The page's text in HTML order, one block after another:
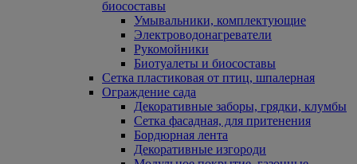
биосоставы
Умывальники, комплектующие
Электроводонагреватели
Рукомойники
Биотуалеты и биосоставы
Сетка пластиковая от птиц, шпалерная
Ограждение сада
Декоративные заборы, грядки, клумбы
Сетка фасадная, для притенения
Бордюрная лента
Декоративные изгороди